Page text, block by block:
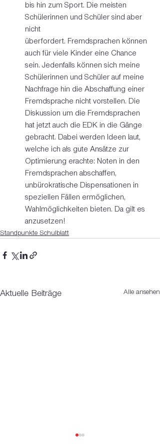
bis hin zum Sport. Die meisten
Schülerinnen und Schüler sind aber
nicht
überfordert. Fremdsprachen können
auch für viele Kinder eine Chance
sein. Jedenfalls können sich meine
Schülerinnen und Schüler auf meine
Nachfrage hin die Abschaffung einer
Fremdsprache nicht vorstellen. Die
Diskussion um die Fremdsprachen
hat jetzt auch die EDK in die Gänge
gebracht. Dabei werden Ideen laut,
welche ich als gute Ansätze zur
Optimierung erachte: Noten in den
Fremdsprachen abschaffen,
unbürokratische Dispensationen in
speziellen Fällen ermöglichen,
Wahlmöglichkeiten bieten. Da gilt es
anzusetzen!
Standpunkte Schulblatt
Aktuelle Beiträge Alle ansehen